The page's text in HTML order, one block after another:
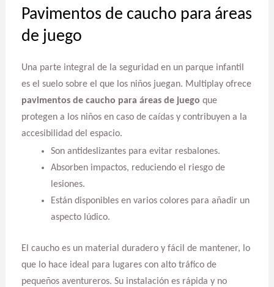
Pavimentos de caucho para áreas
de juego
Una parte integral de la seguridad en un parque infantil
es el suelo sobre el que los niños juegan. Multiplay ofrece
pavimentos de caucho para áreas de juego que
protegen a los niños en caso de caídas y contribuyen a la
accesibilidad del espacio.
Son antideslizantes para evitar resbalones.
Absorben impactos, reduciendo el riesgo de
lesiones.
Están disponibles en varios colores para añadir un
aspecto lúdico.
El caucho es un material duradero y fácil de mantener, lo
que lo hace ideal para lugares con alto tráfico de
pequeños aventureros. Su instalación es rápida y no